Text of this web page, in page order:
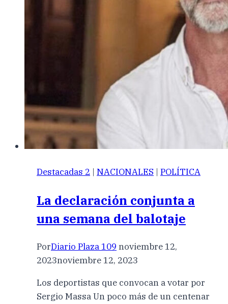
Destacadas 2 | NACIONALES | POLÍTICA
La declaración conjunta a
una semana del balotaje
PorDiario Plaza 109 noviembre 12,
2023noviembre 12, 2023
Los deportistas que convocan a votar por
Sergio Massa Un poco más de un centenar